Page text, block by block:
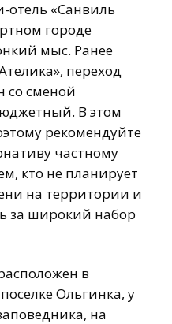
отель «Санвиль
городе
мыс. Ранее
переход
со сменой
В этом
рекомендуйте
частному
кто не планирует
на территории и
за широкий набор
в
Ольгинка, у
на